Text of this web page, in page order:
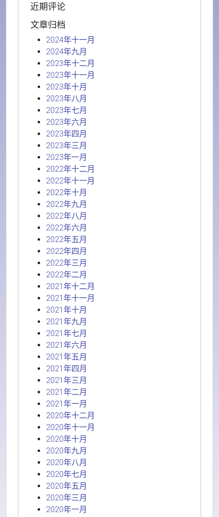
近期评论
文章归档
2024年十一月
2024年九月
2023年十二月
2023年十一月
2023年十月
2023年八月
2023年七月
2023年六月
2023年四月
2023年三月
2023年一月
2022年十二月
2022年十一月
2022年十月
2022年九月
2022年八月
2022年六月
2022年五月
2022年四月
2022年三月
2022年二月
2021年十二月
2021年十一月
2021年十月
2021年九月
2021年七月
2021年六月
2021年五月
2021年四月
2021年三月
2021年二月
2021年一月
2020年十二月
2020年十一月
2020年十月
2020年九月
2020年八月
2020年七月
2020年五月
2020年三月
2020年一月